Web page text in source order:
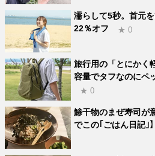
濡らして5秒。首元
22％オフ
★ 0
旅行用の「とにかく
容量でタフなのにペ
★ 0
鯵干物のまぜ寿司が
でこの｢ごはん日記｣】